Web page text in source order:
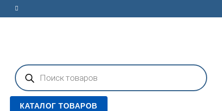
Поиск
товаров
КАТАЛОГ ТОВАРОВ